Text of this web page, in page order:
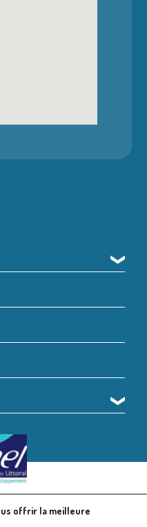
❯
❯
légales
offrir la meilleure